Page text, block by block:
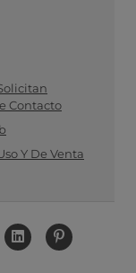
Contacto
Y De Venta